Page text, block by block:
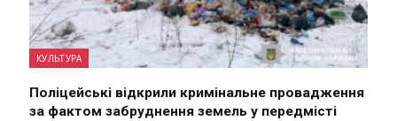
КУЛЬТУРА
Поліцейські відкрили кримінальне провадження
за фактом забруднення земель у передмісті